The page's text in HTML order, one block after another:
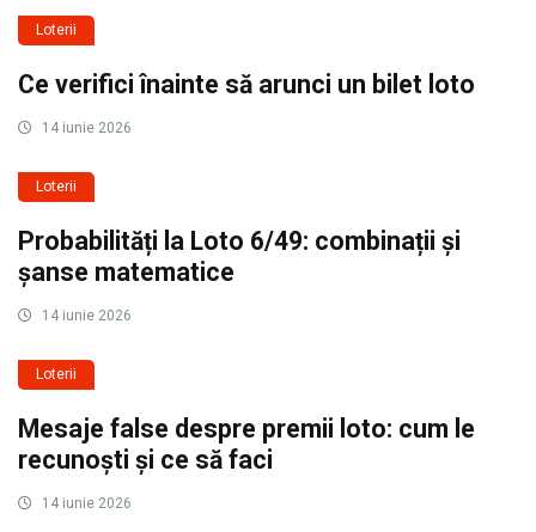
Loterii
Ce verifici înainte să arunci un bilet loto
14 iunie 2026
Loterii
Probabilități la Loto 6/49: combinații și
șanse matematice
14 iunie 2026
Loterii
Mesaje false despre premii loto: cum le
recunoști și ce să faci
14 iunie 2026